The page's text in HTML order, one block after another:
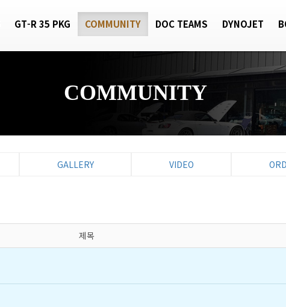
GT-R 35 PKG COMMUNITY DOC TEAMS DYNOJET
COMMUNITY
GALLERY VIDEO
제목